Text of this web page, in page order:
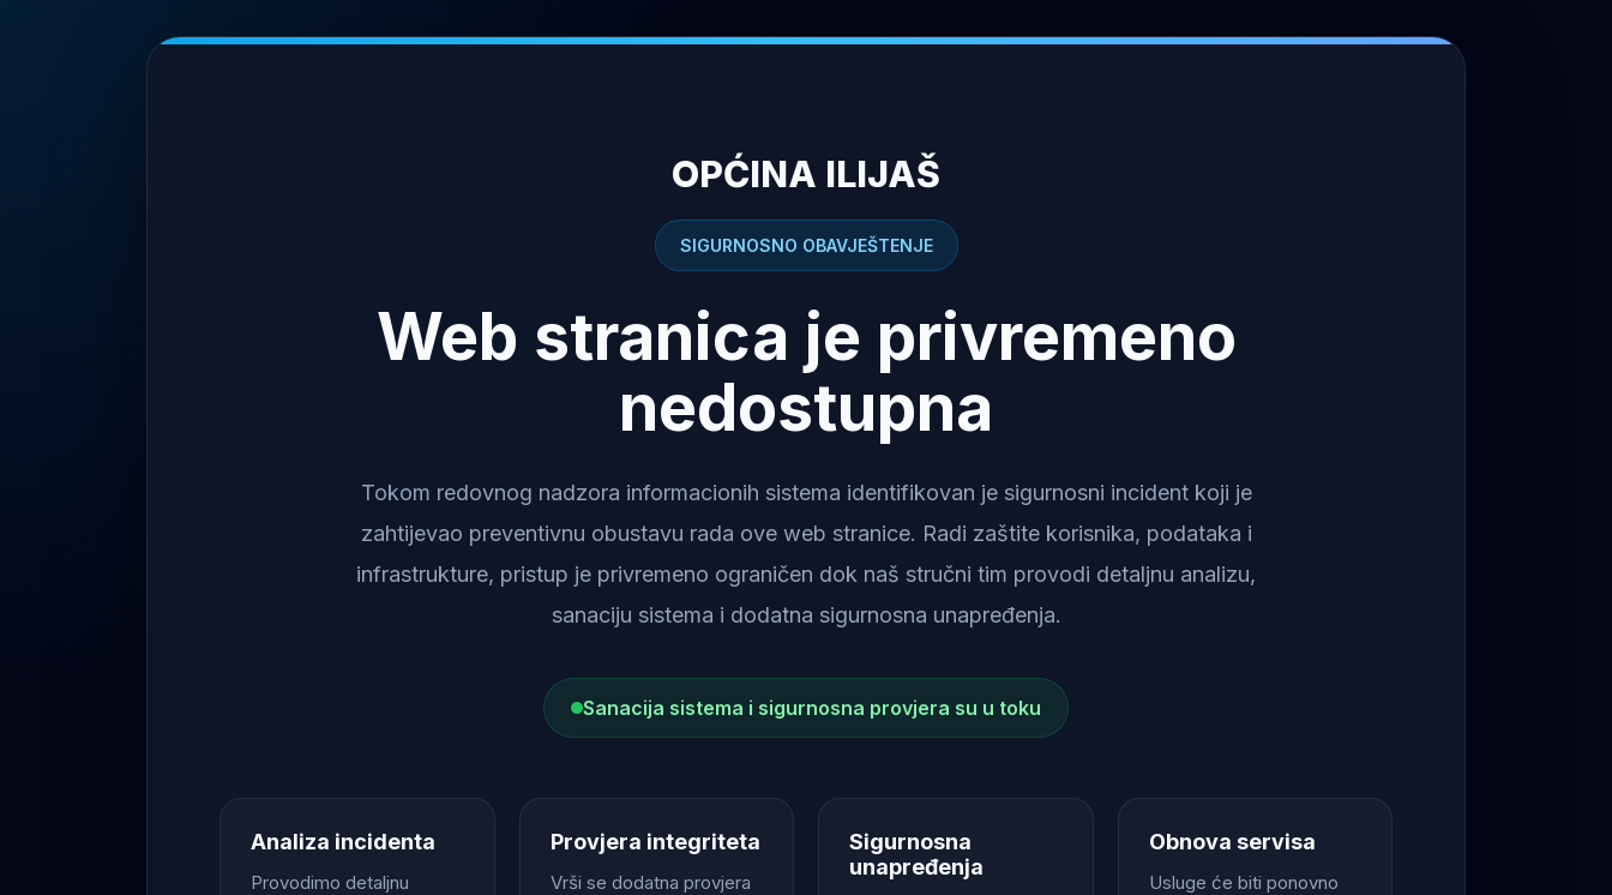
OPĆINA ILIJAŠ
SIGURNOSNO OBAVJEŠTENJE
Web stranica je privremeno
nedostupna
Tokom redovnog nadzora informacionih sistema identifikovan je sigurnosni incident koji je
zahtijevao preventivnu obustavu rada ove web stranice. Radi zaštite korisnika, podataka i
infrastrukture, pristup je privremeno ograničen dok naš stručni tim provodi detaljnu analizu,
sanaciju sistema i dodatna sigurnosna unapređenja.
Sanacija sistema i sigurnosna provjera su u toku
Analiza incidenta
Provodimo detaljnu
Provjera integriteta
Vrši se dodatna provjera
Sigurnosna
unapređenja
Obnova servisa
Usluge će biti ponovno